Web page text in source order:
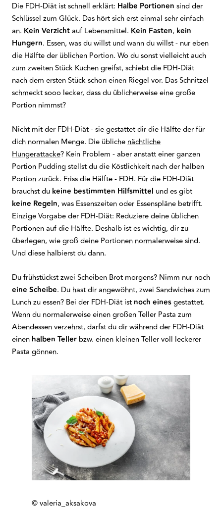
Die FDH-Diät ist schnell erklärt: Halbe Portionen sind der
Schlüssel zum Glück. Das hört sich erst einmal sehr einfach
an. Kein Verzichtauf Lebensmittel. Kein Fasten, kein
Hungern. Essen, was du willst und wann du willst - nur eben
die Hälfte der üblichen Portion. Wo du sonst vielleicht auch
zum zweiten Stück Kuchen greifst, schiebt die FDH-Diät
nach dem ersten Stück schon einen Riegel vor. Das Schnitzel
schmeckt sooo lecker, dass du üblicherweise eine große
Portion nimmst?
Nicht mit der FDH-Diät - sie gestattet dir die Hälfte der für
dich normalen Menge. Die üblichenächtliche
Hungerattacke? Kein Problem - aber anstatt einer ganzen
Portion Pudding stellst du die Köstlichkeit nach der halben
Portion zurück. Friss die Hälfte - FDH. Für die FDH-Diät
brauchst du keine bestimmten Hilfsmittel und es gibt
keine Regeln, was Essenszeiten oder Essenspläne betrifft.
Einzige Vorgabe der FDH-Diät: Reduziere deine üblichen
Portionen auf die Hälfte. Deshalb ist es wichtig, dir zu
überlegen, wie groß deine Portionen normalerweise sind.
Und diese halbierst du dann.
Du frühstückst zwei Scheiben Brot morgens? Nimm nur noch
eine Scheibe. Du hast dir angewöhnt, zwei Sandwiches zum
Lunch zu essen? Bei der FDH-Diät ist noch einesgestattet.
Wenn du normalerweise einen großen Teller Pasta zum
Abendessen verzehrst, darfst du dir während der FDH-Diät
einen halben Teller bzw. einen kleinen Teller voll leckerer
Pasta gönnen.
© valeria_aksakova